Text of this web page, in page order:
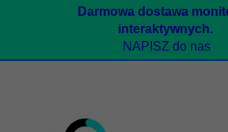
Darmowa dostawa
interaktywnych.
NAPISZ do nas